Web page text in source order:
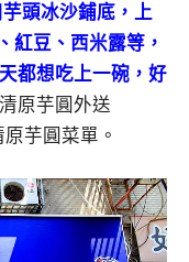
頭冰沙鋪底，上
紅豆、西米露等，
都想吃上一碗，好
原芋圓外送
芋圓菜單。